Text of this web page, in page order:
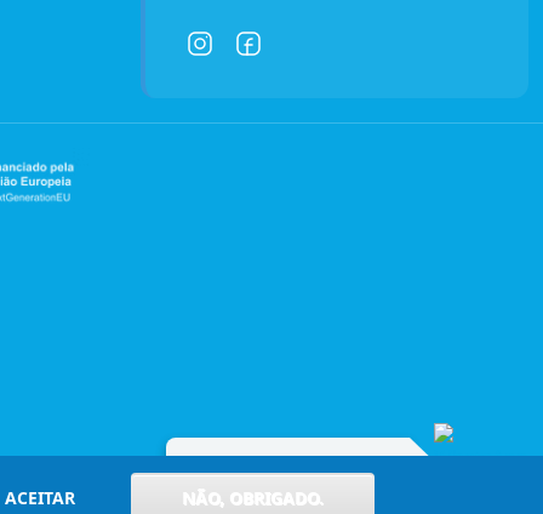
Entre em contacto connosco!
ACEITAR NÃO, OBRIGADO.